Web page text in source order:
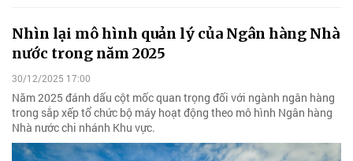
Nhìn lại mô hình quản lý của Ngân hàng Nhà
nước trong năm 2025
30/12/2025 17:00
Năm 2025 đánh dấu cột mốc quan trọng đối với ngành ngân hàng
trong sắp xếp tổ chức bộ máy hoạt động theo mô hình Ngân hàng
Nhà nước chi nhánh Khu vực.